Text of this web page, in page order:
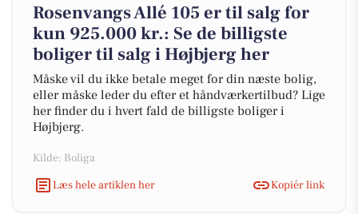
Rosenvangs Allé 105 er til salg for
kun 925.000 kr.: Se de billigste
boliger til salg i Højbjerg her
Måske vil du ikke betale meget for din næste bolig,
eller måske leder du efter et håndværkertilbud? Lige
her finder du i hvert fald de billigste boliger i
Højbjerg.
Kilde: Boliga
Læs hele artiklen her
Kopiér link